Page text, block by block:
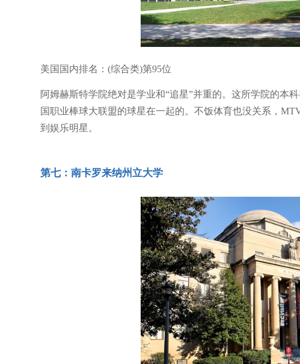
美国国内排名：(综合类)第95位
阿姆赫斯特学院绝对是学业和“追星”并重的。这所学院的本
国职业棒球大联盟的球星在一起的。不饭体育也没关系，
到娱乐明星。
第七：南卡罗来纳州立大学